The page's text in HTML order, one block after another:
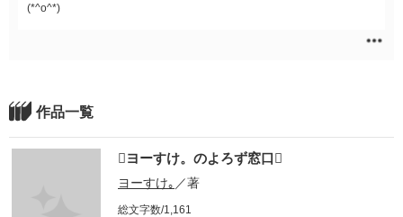
(*^o^*)
作品一覧
ヨーすけ。のよろず窓口
ヨーすけ｡ ／著
総文字数/1,161